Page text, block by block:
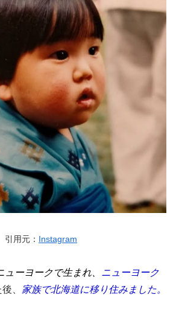
引用元： Instagram
ーヨークで生まれ、 ニューヨーク
、 家族で北海道に移り住みました。